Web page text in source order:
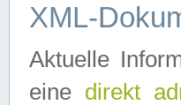
XML-
Aktuelle
eine direkt